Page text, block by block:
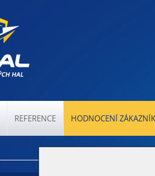
REFERENCE HODNOCENÍ